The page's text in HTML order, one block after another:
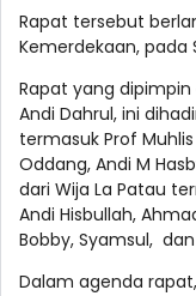
Rapat tersebut
Kemerdekaan, pada
Rapat yang dipimpin
Andi Dahrul, ini
termasuk Prof
Oddang, Andi M
dari Wija La Patau
Andi Hisbullah,
Bobby, Syamsul,
Dalam agenda